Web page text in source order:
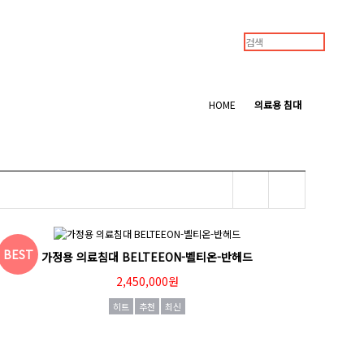
HOME 의료용 침대
가정용 의료침대 BELTEEON-벨티온-반헤드
2,450,000원
히트 추천 최신
BEST